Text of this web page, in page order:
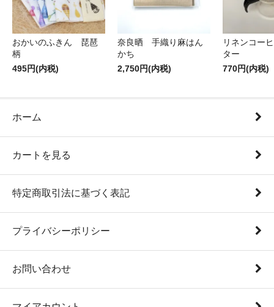
おかいのふきん 琵琶
柄
495円(内税)
奈良晒 手織り麻はん
かち
2,750円(内税)
リネンコー
ター
770円(内税)
ホーム
カートを見る
特定商取引法に基づく表記
プライバシーポリシー
お問い合わせ